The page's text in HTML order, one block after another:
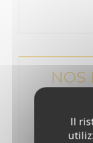
Il
NOS
Nous brassons et